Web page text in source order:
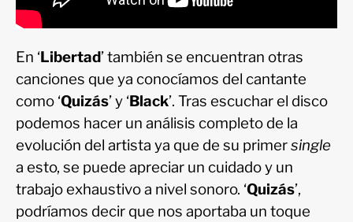
En ‘Libertad’ también se encuentran otras
canciones que ya conocíamos del cantante
como ‘Quizás’ y ‘Black’. Tras escuchar el disco
podemos hacer un análisis completo de la
evolución del artista ya que de su primersingle
a esto, se puede apreciar un cuidado y un
trabajo exhaustivo a nivel sonoro. ‘Quizás’,
podríamos decir que nos aportaba un toque